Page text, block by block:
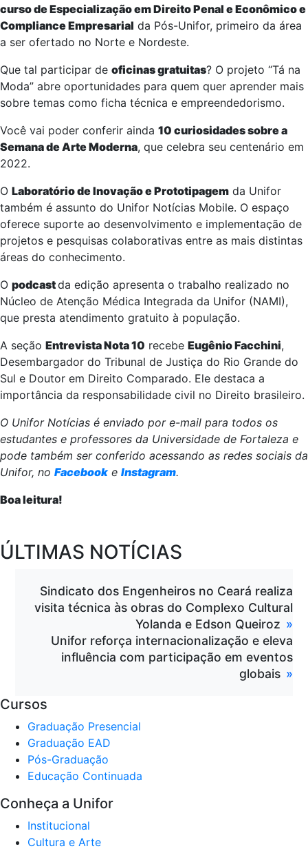
curso de Especialização em Direito Penal e Econômico e
Compliance Empresarial da Pós-Unifor, primeiro da área
a ser ofertado no Norte e Nordeste.
Que tal participar de oficinas gratuitas? O projeto “Tá na
Moda” abre oportunidades para quem quer aprender mais
sobre temas como ficha técnica e empreendedorismo.
Você vai poder conferir ainda 10 curiosidades sobre a
Semana de Arte Moderna, que celebra seu centenário em
2022.
O Laboratório de Inovação e Prototipagem da Unifor
também é assunto do Unifor Notícias Mobile. O espaço
oferece suporte ao desenvolvimento e implementação de
projetos e pesquisas colaborativas entre as mais distintas
áreas do conhecimento.
O podcastda edição apresenta o trabalho realizado no
Núcleo de Atenção Médica Integrada da Unifor (NAMI),
que presta atendimento gratuito à população.
A seção Entrevista Nota 10 recebe Eugênio Facchini,
Desembargador do Tribunal de Justiça do Rio Grande do
Sul e Doutor em Direito Comparado. Ele destaca a
importância da responsabilidade civil no Direito brasileiro.
O Unifor Notícias é enviado por e-mail para todos os
estudantes e professores da Universidade de Fortaleza e
pode também ser conferido acessando as redes sociais da
Unifor, no Facebook e Instagram.
Boa leitura!
ÚLTIMAS NOTÍCIAS
Sindicato dos Engenheiros no Ceará realiza
visita técnica às obras do Complexo Cultural
Yolanda e Edson Queiroz
Unifor reforça internacionalização e eleva
influência com participação em eventos
globais
Cursos
Graduação Presencial
Graduação EAD
Pós-Graduação
Educação Continuada
Conheça a Unifor
Institucional
Cultura e Arte